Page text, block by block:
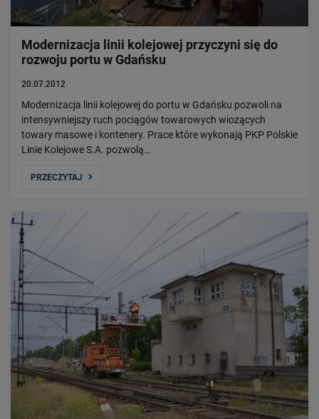
Modernizacja linii kolejowej przyczyni się do
rozwoju portu w Gdańsku
20.07.2012
Modernizacja linii kolejowej do portu w Gdańsku pozwoli na
intensywniejszy ruch pociągów towarowych wiozących
towary masowe i kontenery. Prace które wykonają PKP Polskie
Linie Kolejowe S.A. pozwolą…
PRZECZYTAJ